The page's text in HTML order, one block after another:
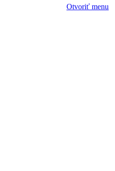
Otvoriť menu